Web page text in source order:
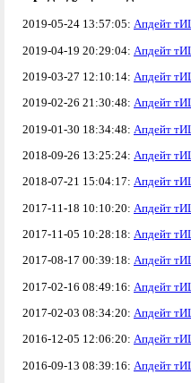
2019-05-24 13:57:05: Апдейт
2019-04-19 20:29:04: Апдейт
2019-03-27 12:10:14: Апдейт
2019-02-26 21:30:48: Апдейт
2019-01-30 18:34:48: Апдейт
2018-09-26 13:25:24: Апдейт
2018-07-21 15:04:17: Апдейт
2017-11-18 10:10:20: Апдейт
2017-11-05 10:28:18: Апдейт
2017-08-17 00:39:18: Апдейт
2017-02-16 08:49:16: Апдейт
2017-02-03 08:34:20: Апдейт
2016-12-05 12:06:20: Апдейт
2016-09-13 08:39:16: Апдейт